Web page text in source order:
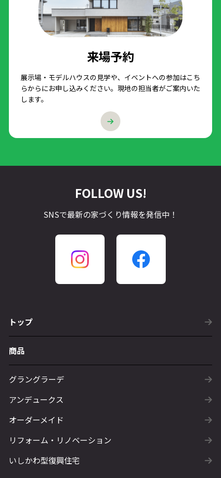
来場予約
展示場・モデルハウスの見学や、イベントへの参加はこち
らからにお申し込みください。現地の担当者がご案内いた
します。
FOLLOW US!
SNSで最新の家づくり情報を発信中！
トップ
商品
グラングラーデ
アンデュークス
オーダーメイド
リフォーム・リノベーション
いしかわ型復興住宅